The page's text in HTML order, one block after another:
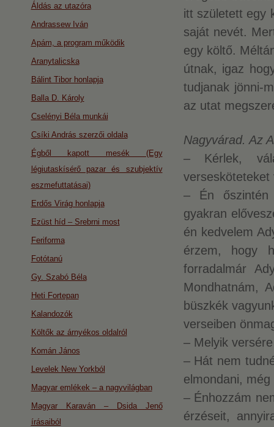
itt született egy
saját nevét.
egy költő.
útnak, igaz
tudjanak jönni-
az utat
Nagyvárad. Az
– Kérlek,
versesköteteket
– Én őszintén
gyakran
én kedvelem
érzem, hogy
forradalmár
Mondhatnám,
büszkék
verseiben
– Melyik
– Hát nem
elmondani,
– Énhozzám
érzéseit,
Áldás az utazóra
Andrassew Iván
Apám, a program működik
Aranytalicska
Bálint Tibor honlapja
Balla D. Károly
Cselényi Béla munkái
Csíki András szerzői oldala
Égből kapott mesék (Egy
légiutaskísérő pazar és szubjektív
eszmefuttatásai)
Erdős Virág honlapja
Ezüst híd – Srebrni most
Feriforma
Fotótanú
Gy. Szabó Béla
Heti Fortepan
Kalandozók
Költők az árnyékos oldalról
Komán János
Levelek New Yorkból
Magyar emlékek – a nagyvilágban
Magyar Karaván – Dsida Jenő
írásaiból